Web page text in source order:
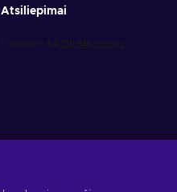
Atsiliepimai